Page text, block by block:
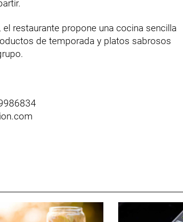
restaurante propone una cocina sencilla
de temporada y platos sabrosos